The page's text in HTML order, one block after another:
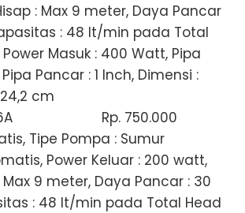
: Max 9 meter, Daya Pancar
: 48 lt/min pada Total
Masuk : 400 Watt, Pipa
Pipa Pancar : 1 Inch, Dimensi :
cm
Rp. 750.000
Tipe Pompa : Sumur
Power Keluar : 200 watt,
Max 9 meter, Daya Pancar : 30
: 48 lt/min pada Total Head